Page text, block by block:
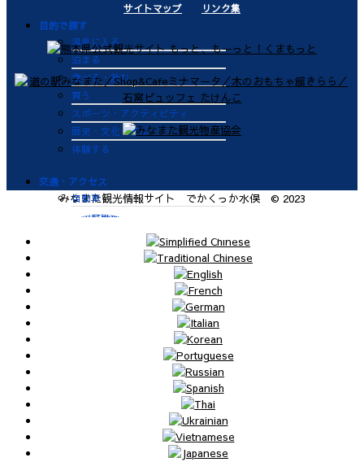
目的で探す
温泉に入る
泊まる
食べる・飲む
買う
スポーツ・アクティビティ
歴史・文化・学ぶ
体験する
交通・アクセス
自動車
九州新幹線
肥薩おれんじ鉄道
海上タクシー定期便 時刻表
肥薩おれんじ鉄道 レンタサイク
ビジターバース（水俣港百間浮桟
サイトマップ
リンク集
みなまた観光情報サイト でかくっか水俣 © 2023